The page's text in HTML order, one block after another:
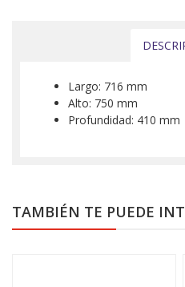
Largo: 716 mm
Alto: 750 mm
Profundidad: 410 mm
TAMBIÉN TE PUEDE